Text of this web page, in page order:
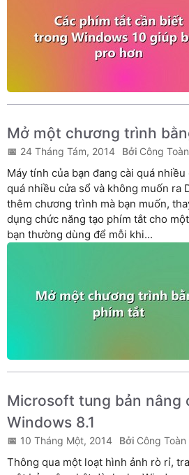
Mở một chương trình
24 Tháng Tám, 2014 Công Toàn
Máy tính của bạn đang cài quá
quá nhiều cửa sổ và không muốn ra
thêm chương trình mà bạn muốn,
dụng chức năng tạo phím tắt cho
bạn thường dùng để mỗi khi...
Microsoft tung bản nâng
Windows 8.1
10 Tháng Một, 2014 Công Toàn
Thông qua một loạt hình ảnh rò rỉ,